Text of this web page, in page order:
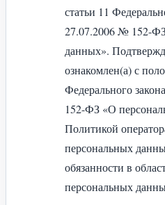
статьи 11
27.07.2006 № 152-
данных».
ознакомлен(а) с
Федерального
152-ФЗ «О
Политикой
персональных
обязанности в
персональных